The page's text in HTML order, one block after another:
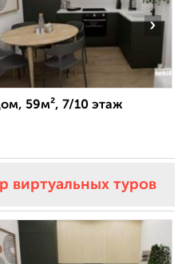
›
59м², 7/10 этаж
виртуальных туров